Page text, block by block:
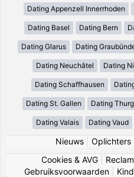
Dating Appenzell Innerrhoden
Dating Basel Dating Bern
Dating Glarus Dating
Dating Neuchâtel Dating
Dating Schaffhausen
Dating St. Gallen Dating
Dating Valais Dating Vaud
Nieuws| Oplichters|
Cookies & AVG
Gebruiksvoorwaarden